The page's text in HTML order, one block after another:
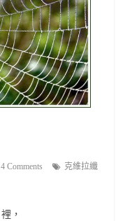
4 Comments
克維拉纖
，